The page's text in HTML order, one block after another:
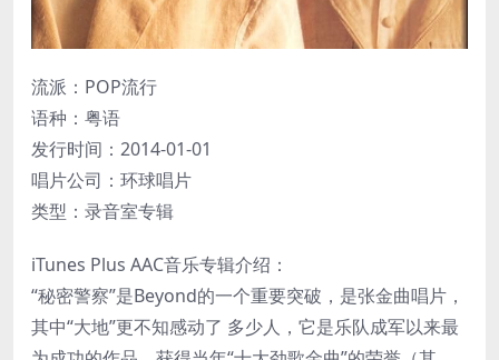
流派：POP流行
语种：粤语
发行时间：2014-01-01
唱片公司：环球唱片
类型：录音室专辑
iTunes Plus AAC音乐专辑介绍：
“秘密警察”是Beyond的一个重要突破，是张金曲唱片，
其中“大地”更不知感动了 多少人，它是乐队成军以来最